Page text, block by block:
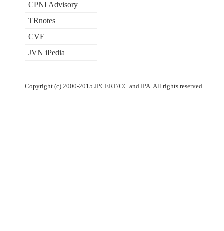
CPNI Advisory
TRnotes
CVE
JVN iPedia
Copyright (c) 2000-2015 JPCERT/CC and IPA. All rights reserved.